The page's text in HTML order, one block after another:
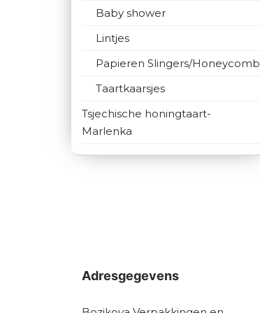
Baby shower
Lintjes
Papieren Slingers/Honeycomb
Taartkaarsjes
Tsjechische honingtaart-
Marlenka
Adresgegevens